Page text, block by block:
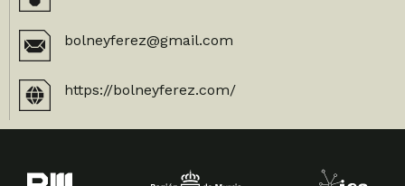
bolneyferez@gmail.com
https://bolneyferez.com/